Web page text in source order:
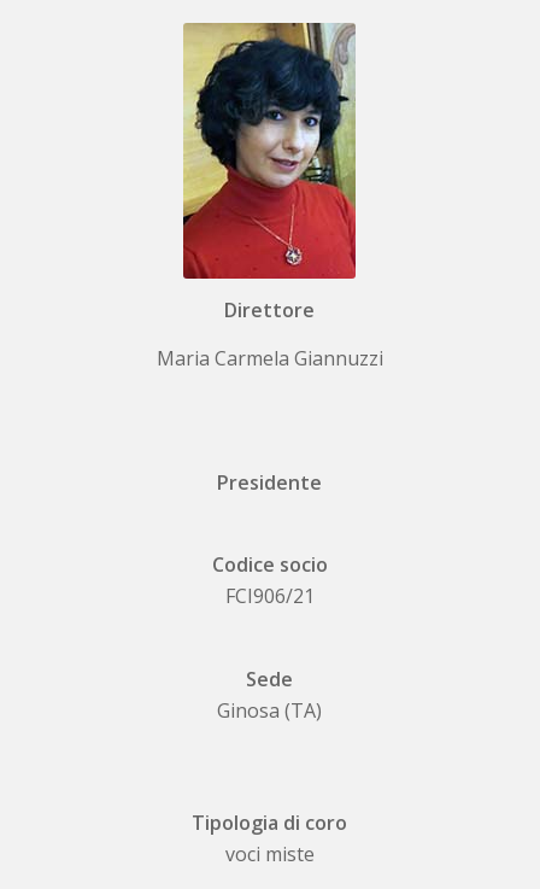
Direttore
Maria Carmela Giannuzzi
Presidente
Codice socio
FCI906/21
Sede
Ginosa (TA)
Tipologia di coro
voci miste